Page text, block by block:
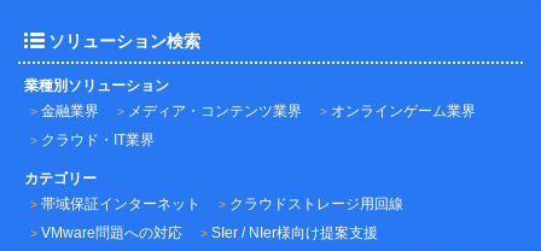
ソリューション検索
業種別ソリューション
金融業界
メディア・コンテンツ業界
オンラインゲーム業界
クラウド・IT業界
カテゴリー
帯域保証インターネット
クラウドストレージ用回線
VMware問題への対応
SIer / NIer様向け提案支援